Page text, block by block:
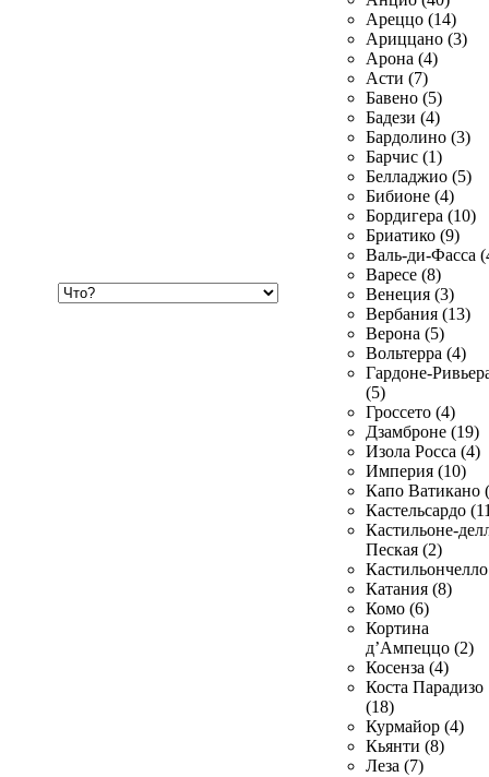
Ареццо (14)
Ариццано (3)
Арона (4)
Асти (7)
Бавено (5)
Бадези (4)
Бардолино (3)
Барчис (1)
Белладжио (5)
Бибионе (4)
Бордигера (10)
Бриатико (9)
Валь-ди-Фасса
Варесе (8)
Венеция (3)
Вербания (13)
Верона (5)
Вольтерра (4)
Гардоне-
(5)
Гроссето (4)
Дзамброне (19)
Изола Росса (4)
Империя (10)
Капо Ватикано
Кастельсардо
Кастильоне-
Пеская (2)
Катания (8)
Комо (6)
Кортина
д’Ампеццо (2)
Косенза (4)
Коста Парадизо
(18)
Курмайор (4)
Кьянти (8)
Леза (7)